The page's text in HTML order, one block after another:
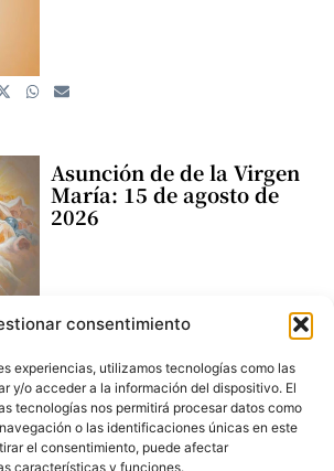
consentimiento
experiencias, utilizamos tecnologías como las
y/o acceder a la información del dispositivo. El
tecnologías nos permitirá procesar datos como
o las identificaciones únicas en este
el consentimiento, puede afectar
características y funciones.
Asunción de de la Virgen
María: 15 de agosto de
2026
Lectio Divina: 14 de
agosto de 2026